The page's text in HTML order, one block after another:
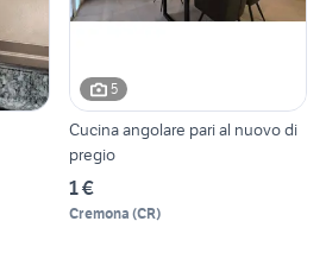
5
Cucina angolare pari al nuovo di
pregio
1 €
Cremona (CR)